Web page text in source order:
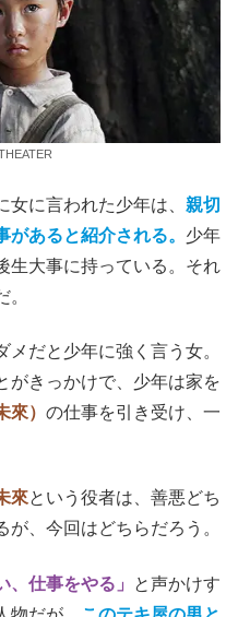
に言われた少年は、 親切
あると紹介される。 少年
生大事に持っている。それ
だと少年に強く言う女。
がきっかけで、少年は家を
來） の仕事を引き受け、一
來という役者は、善悪どち
、今回はどちらだろう。
、仕事をやる」
と声かけす